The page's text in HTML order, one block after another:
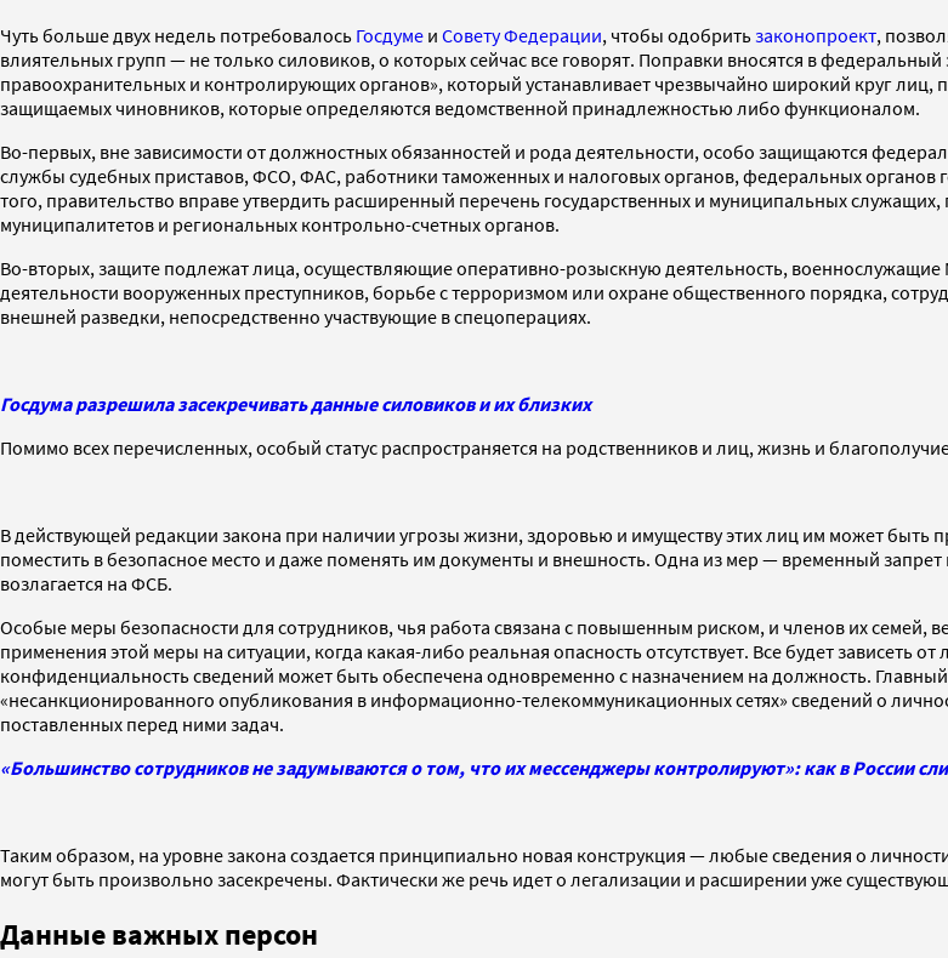
Чуть больше двух недель потребовалось Госдуме и Совету Федерации, чтобы одобритьзаконопроект,
влиятельных групп — не только силовиков, о которых сейчас все говорят. Поправки вносятся в
правоохранительных и контролирующих органов», который устанавливает чрезвычайно широкий круг
защищаемых чиновников, которые определяются ведомственной принадлежностью либо функционалом.
Во-первых, вне зависимости от должностных обязанностей и рода деятельности, особо защищаются
службы судебных приставов, ФСО, ФАС, работники таможенных и налоговых органов, федеральных органов
того, правительство вправе утвердить расширенный перечень государственных и муниципальных
муниципалитетов и региональных контрольно-счетных органов.
Во-вторых, защите подлежат лица, осуществляющие оперативно-розыскную деятельность,
деятельности вооруженных преступников, борьбе с терроризмом или охране общественного порядка,
внешней разведки, непосредственно участвующие в спецоперациях.
Госдума разрешила засекречивать данные силовиков и их близких
Помимо всех перечисленных, особый статус распространяется на родственников и лиц, жизнь и
В действующей редакции закона при наличии угрозы жизни, здоровью и имуществу этих лиц им может быть
поместить в безопасное место и даже поменять им документы и внешность. Одна из мер — временный
возлагается на ФСБ.
Особые меры безопасности для сотрудников, чья работа связана с повышенным риском, и членов их
применения этой меры на ситуации, когда какая-либо реальная опасность отсутствует. Все будет зависеть
конфиденциальность сведений может быть обеспечена одновременно с назначением на должность.
«несанкционированного опубликования в информационно-телекоммуникационных сетях» сведений о
поставленных перед ними задач.
«Большинство сотрудников не задумываются о том, что их мессенджеры контролируют»: как в России
Таким образом, на уровне закона создается принципиально новая конструкция — любые сведения о
могут быть произвольно засекречены. Фактически же речь идет о легализации и расширении уже
Данные важных персон